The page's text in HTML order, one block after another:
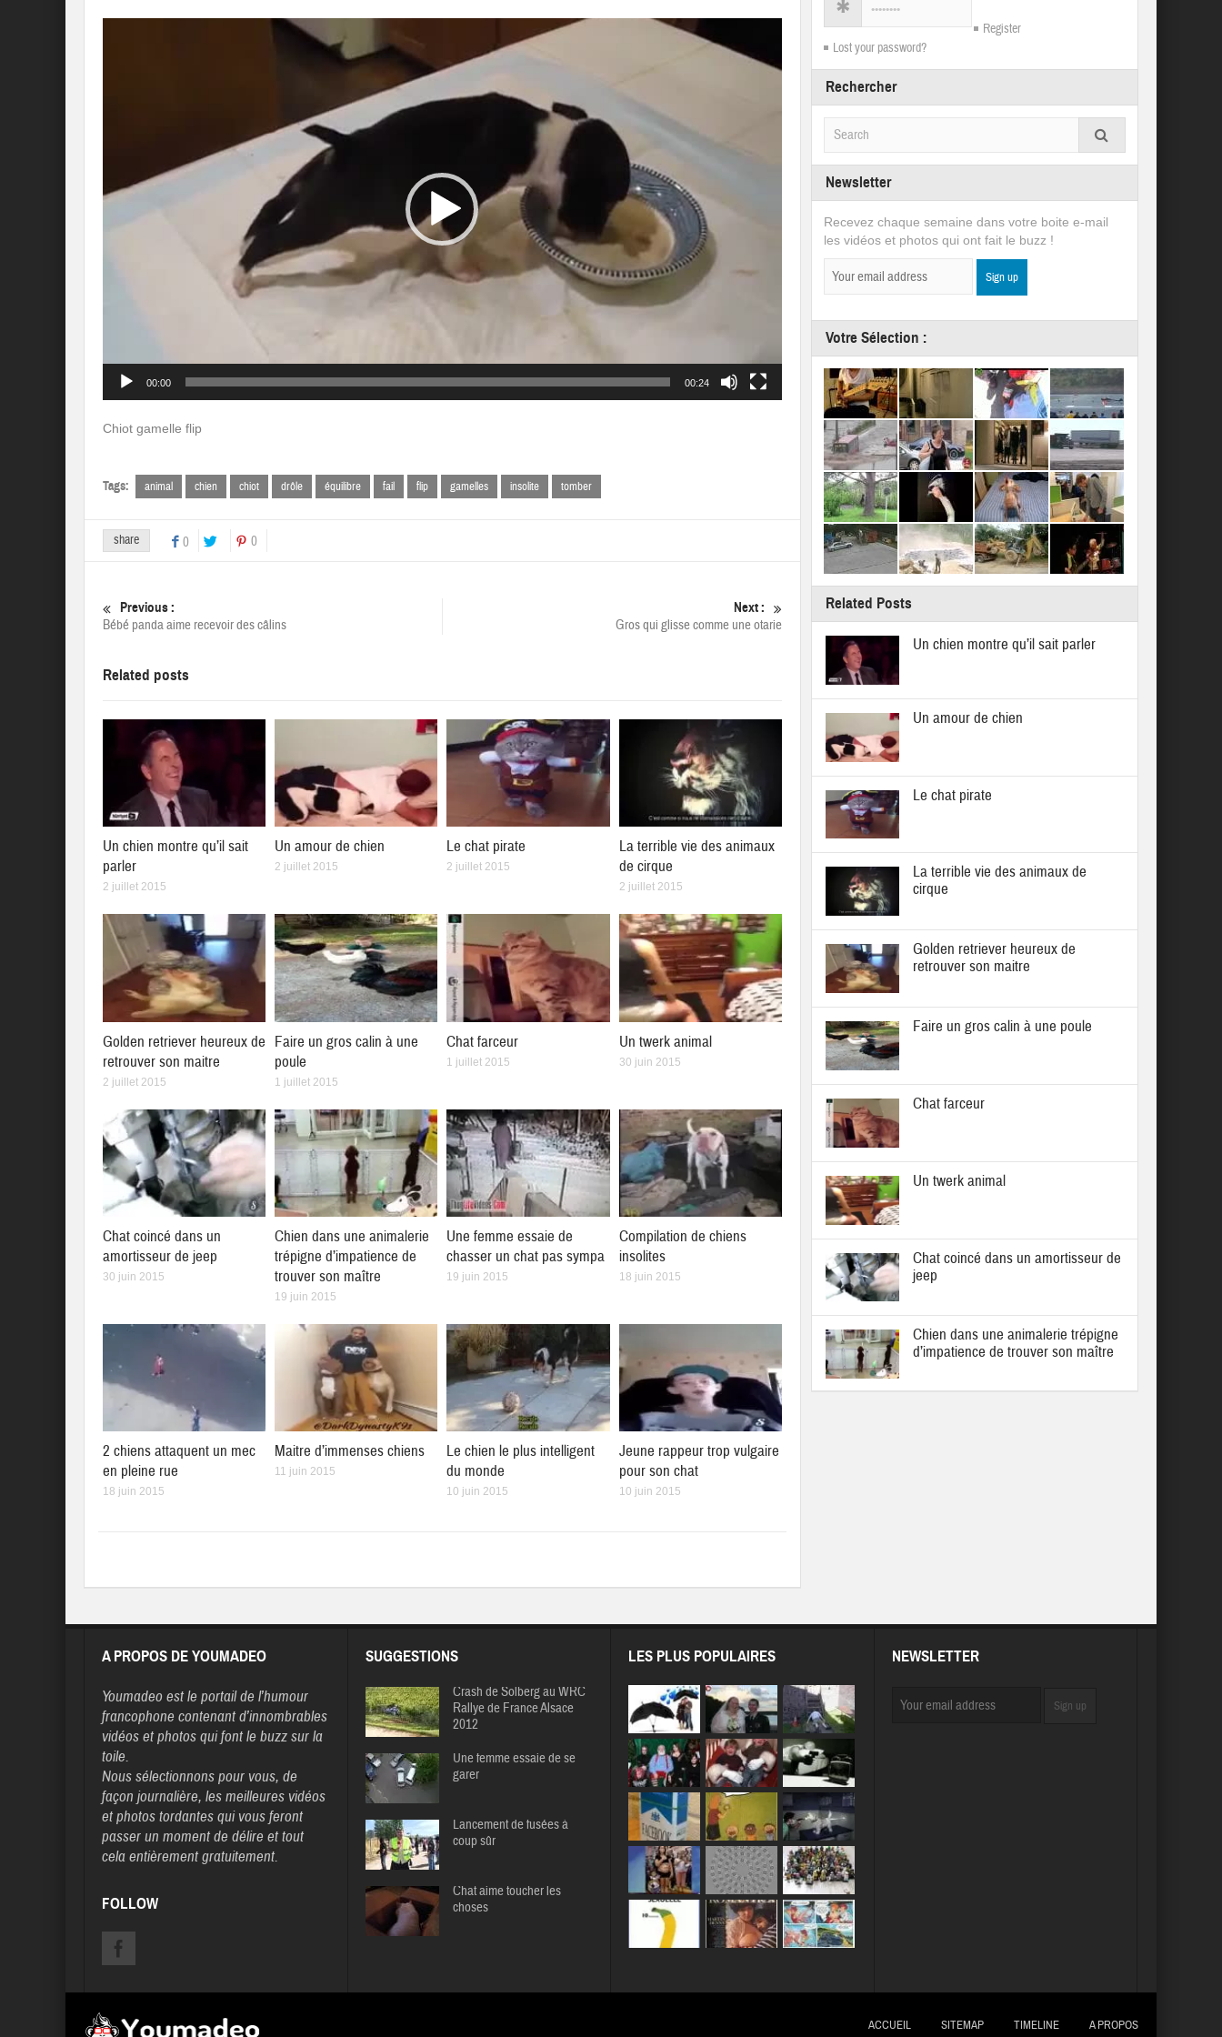
00:00 00:24
Chiot gamelle flip
Tags: animal chien chiot drôle équilibre fail flip gamelles insolite tomber
share 0 0
Previous :
Bébé panda aime recevoir des câlins
Next :
Gros qui glisse comme une otarie
Related posts
Un chien montre qu’il sait
parler
2 juillet 2015
Un amour de chien
2 juillet 2015
Le chat pirate
2 juillet 2015
La terrible vie des animaux
de cirque
2 juillet 2015
Golden retriever heureux de
retrouver son maitre
2 juillet 2015
Faire un gros calin à une
poule
1 juillet 2015
Chat farceur
1 juillet 2015
Un twerk animal
30 juin 2015
Chat coincé dans un
amortisseur de jeep
30 juin 2015
Chien dans une animalerie
trépigne d’impatience de
trouver son maître
19 juin 2015
Une femme essaie de
chasser un chat pas sympa
19 juin 2015
Compilation de chiens
insolites
18 juin 2015
2 chiens attaquent un mec
en pleine rue
18 juin 2015
Maitre d’immenses chiens
11 juin 2015
Le chien le plus intelligent
du monde
10 juin 2015
Jeune rappeur trop vulgaire
pour son chat
10 juin 2015
Register
Lost your password?
Rechercher
Newsletter
Recevez chaque semaine dans votre boite e-mail
les vidéos et photos qui ont fait le buzz !
Votre Sélection :
Related Posts
Un chien montre qu’il sait parler
Un amour de chien
Le chat pirate
La terrible vie des animaux de
cirque
Golden retriever heureux de
retrouver son maitre
Faire un gros calin à une poule
Chat farceur
Un twerk animal
Chat coincé dans un amortisseur de
jeep
Chien dans une animalerie trépigne
d’impatience de trouver son maître
A PROPOS DE YOUMADEO
Youmadeo est le portail de l’humour
francophone contenant d’innombrables
vidéos et photos qui font le buzz sur la
toile.
Nous sélectionnons pour vous, de
façon journalière, les meilleures vidéos
et photos tordantes qui vous feront
passer un moment de délire et tout
cela entièrement gratuitement.
FOLLOW
SUGGESTIONS
Crash de Solberg au WRC
Rallye de France Alsace
2012
Une femme essaie de se
garer
Lancement de fusées à
coup sûr
Chat aime toucher les
choses
LES PLUS POPULAIRES NEWSLETTER
ACCUEIL SITEMAP TIMELINE A PROPOS